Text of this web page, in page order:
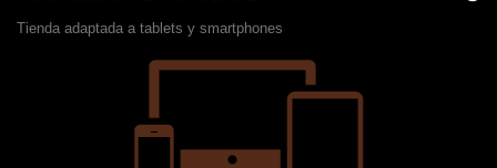
Tienda adaptada a tablets y smartphones